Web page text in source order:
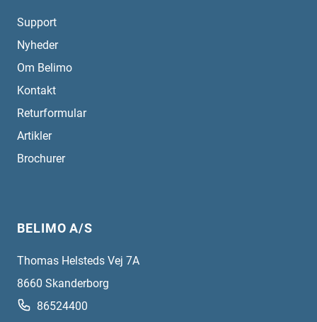
Support
Nyheder
Om Belimo
Kontakt
Returformular
Artikler
Brochurer
BELIMO A/S
Thomas Helsteds Vej 7A
8660 Skanderborg
86524400